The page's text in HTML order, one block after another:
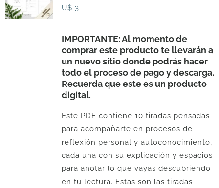
U$ 3
IMPORTANTE: Al momento de
comprar este producto te llevarán a
un nuevo sitio donde podrás hacer
todo el proceso de pago y descarga.
Recuerda que este es un producto
digital.
Este PDF contiene 10 tiradas pensadas
para acompañarte en procesos de
reflexión personal y autoconocimiento,
cada una con su explicación y espacios
para anotar lo que vayas descubriendo
en tu lectura. Estas son las tiradas